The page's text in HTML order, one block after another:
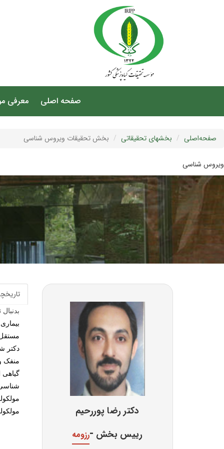
صفحه اصلی معرفی
صفحه‌اصلی بخشهای تحقیقاتی بخش تحقیقات ویروس شناسی
ویروس شناسی
دکتر رضا پوررحیم
رییس بخش -رزومه
بدنبال
دکتر